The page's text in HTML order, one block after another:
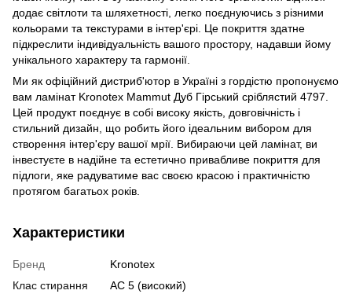
додає світлоти та шляхетності, легко поєднуючись з різними
кольорами та текстурами в інтер'єрі. Це покриття здатне
підкреслити індивідуальність вашого простору, надавши йому
унікального характеру та гармонії.
Ми як офіційний дистриб'ютор в Україні з гордістю пропонуємо
вам ламінат Kronotex Mammut Дуб Гірський сріблястий 4797.
Цей продукт поєднує в собі високу якість, довговічність і
стильний дизайн, що робить його ідеальним вибором для
створення інтер'єру вашої мрії. Вибираючи цей ламінат, ви
інвестуєте в надійне та естетично привабливе покриття для
підлоги, яке радуватиме вас своєю красою і практичністю
протягом багатьох років.
Характеристики
Бренд
Kronotex
Клас стирання
АС 5 (високий)